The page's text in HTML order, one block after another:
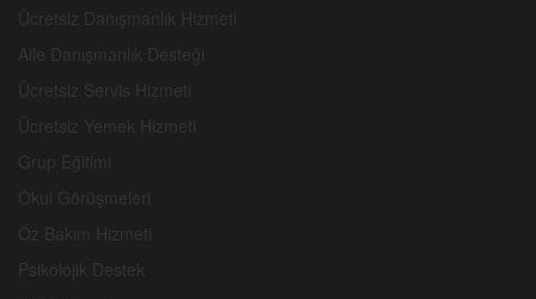
Ücretsiz Danışmanlık Hizmeti
Aile Danışmanlık Desteği
Ücretsiz Servis Hizmeti
Ücretsiz Yemek Hizmeti
Grup Eğitimi
Okul Görüşmeleri
Öz Bakım Hizmeti
Psikolojik Destek